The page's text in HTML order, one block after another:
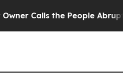
People Abruptly Laid off